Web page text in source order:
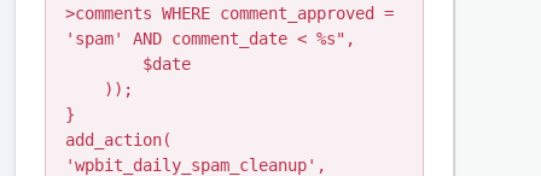
>comments WHERE comment_approved =
'spam' AND comment_date < %s",
}
add_action(
'wpbit_daily_spam_cleanup',